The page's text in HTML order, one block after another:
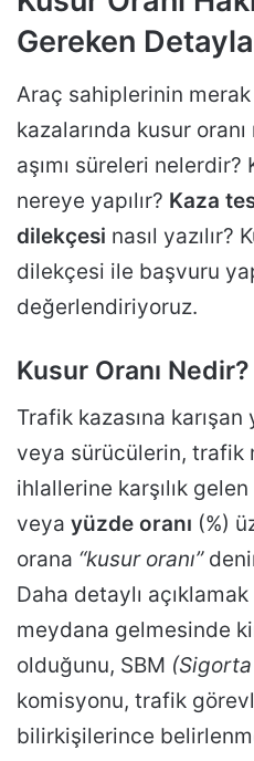
Gereken
Araç sahiplerinin
kazalarında kusur
aşımı süreleri nelerdir?
nereye yapılır? Kaza
dilekçesi nasıl yazılır?
dilekçesi ile başvuru
değerlendiriyoruz.
Kusur Oranı Nedir?
Trafik kazasına karışan
veya sürücülerin, trafik
ihlallerine karşılık
veya yüzde oranı (%)
orana “kusur oranı”
Daha detaylı
meydana gelmesinde
olduğunu, SBM
komisyonu, trafik
bilirkişilerince